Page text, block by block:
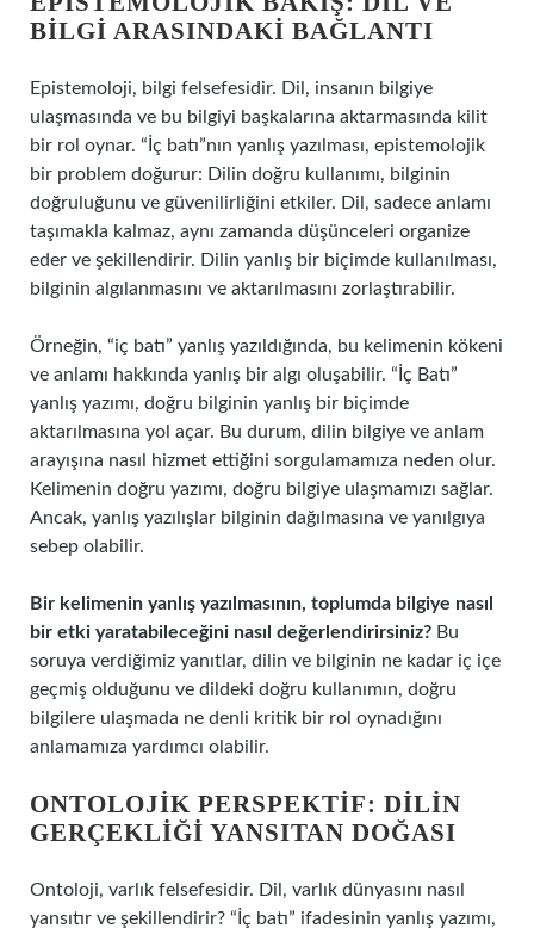
BILGI ARASINDAKI BAĞLANTI
Epistemoloji, bilgi felsefesidir. Dil, insanın bilgiye
ulaşmasında ve bu bilgiyi başkalarına aktarmasında kilit
bir rol oynar. “İç batı”nın yanlış yazılması, epistemolojik
bir problem doğurur: Dilin doğru kullanımı, bilginin
doğruluğunu ve güvenilirliğini etkiler. Dil, sadece anlamı
taşımakla kalmaz, aynı zamanda düşünceleri organize
eder ve şekillendirir. Dilin yanlış bir biçimde kullanılması,
bilginin algılanmasını ve aktarılmasını zorlaştırabilir.
Örneğin, “iç batı” yanlış yazıldığında, bu kelimenin kökeni
ve anlamı hakkında yanlış bir algı oluşabilir. “İç Batı”
yanlış yazımı, doğru bilginin yanlış bir biçimde
aktarılmasına yol açar. Bu durum, dilin bilgiye ve anlam
arayışına nasıl hizmet ettiğini sorgulamamıza neden olur.
Kelimenin doğru yazımı, doğru bilgiye ulaşmamızı sağlar.
Ancak, yanlış yazılışlar bilginin dağılmasına ve yanılgıya
sebep olabilir.
Bir kelimenin yanlış yazılmasının, toplumda bilgiye nasıl
bir etki yaratabileceğini nasıl değerlendirirsiniz? Bu
soruya verdiğimiz yanıtlar, dilin ve bilginin ne kadar iç içe
geçmiş olduğunu ve dildeki doğru kullanımın, doğru
bilgilere ulaşmada ne denli kritik bir rol oynadığını
anlamamıza yardımcı olabilir.
ONTOLOJIK PERSPEKTIF: DILIN
GERÇEKLIĞI YANSITAN DOĞASI
Ontoloji, varlık felsefesidir. Dil, varlık dünyasını nasıl
yansıtır ve şekillendirir? “İç batı” ifadesinin yanlış yazımı,